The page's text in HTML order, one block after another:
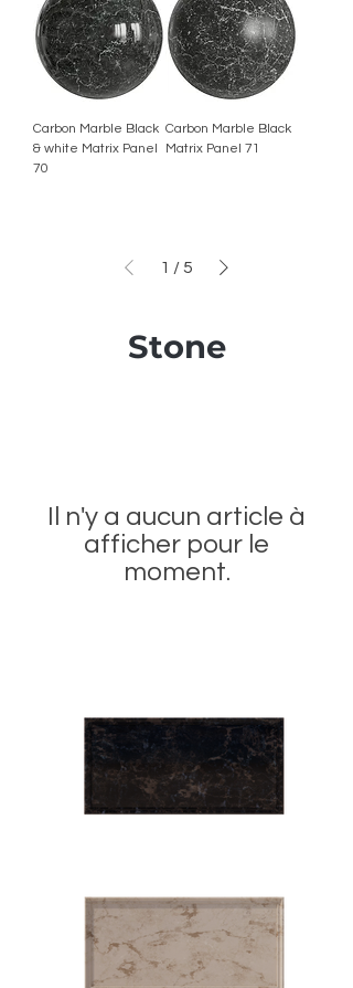
Carbon Marble Black
& white Matrix Panel
70
Carbon Marble Black
Matrix Panel 71
1 /5
Stone
Il n'y a aucun article à
afficher pour le
moment.